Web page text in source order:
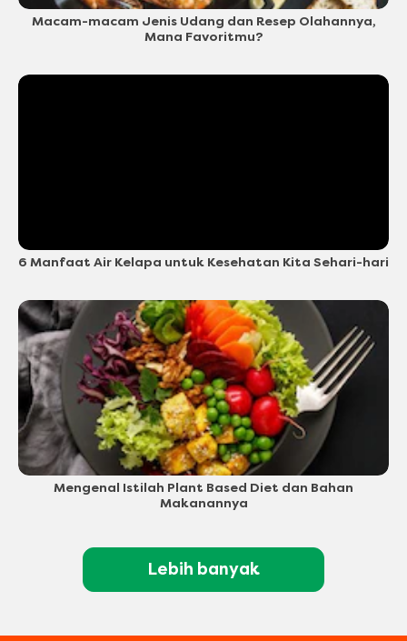
Macam-macam Jenis Udang dan Resep Olahannya,
Mana Favoritmu?
6 Manfaat Air Kelapa untuk Kesehatan Kita Sehari-hari
Mengenal Istilah Plant Based Diet dan Bahan
Makanannya
Lebih banyak